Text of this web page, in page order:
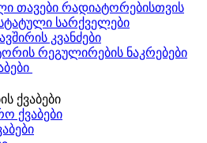
თავები რადიატორებისთვის
სარქველები
კვანძები
რეგულირების ნაკრებები
ქვაბები
ქვაბები